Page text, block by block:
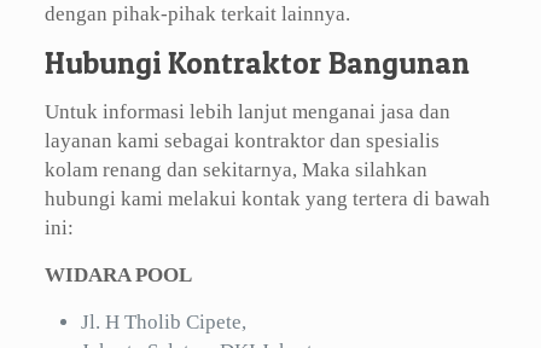
dengan pihak-pihak terkait lainnya.
Hubungi Kontraktor Bangunan
Untuk informasi lebih lanjut menganai jasa dan
layanan kami sebagai kontraktor dan spesialis
kolam renang dan sekitarnya, Maka silahkan
hubungi kami melakui kontak yang tertera di bawah
ini:
WIDARA POOL
Jl. H Tholib Cipete,